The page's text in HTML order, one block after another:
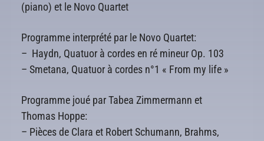
(piano) et le Novo Quartet
Programme interprété par le Novo Quartet:
– Haydn, Quatuor à cordes en ré mineur Op. 103
– Smetana, Quatuor à cordes n°1 « From my life »
Programme joué par Tabea Zimmermann et
Thomas Hoppe:
– Pièces de Clara et Robert Schumann, Brahms,